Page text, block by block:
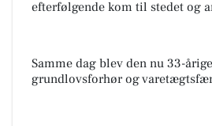
efterfølgende kom til stedet og
Samme dag blev den nu 33-
grundlovsforhør og